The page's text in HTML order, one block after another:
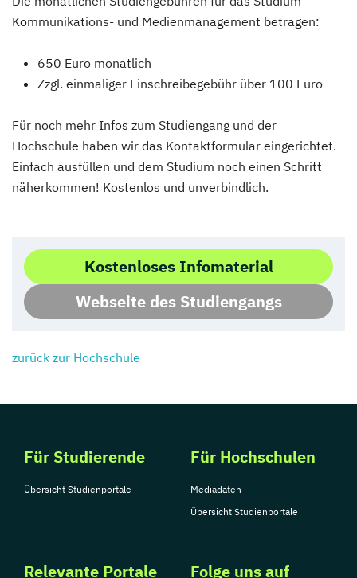
Kommunikations- und Medienmanagement betragen:
650 Euro monatlich
Zzgl. einmaliger Einschreibegebühr über 100 Euro
Für noch mehr Infos zum Studiengang und der
Hochschule haben wir das Kontaktformular eingerichtet.
Einfach ausfüllen und dem Studium noch einen Schritt
näherkommen! Kostenlos und unverbindlich.
Kostenloses Infomaterial
Webseite des Studiengangs
zurück zur Hochschule
Für Studierende
Übersicht Studienportale
Für Hochschulen
Mediadaten
Übersicht Studienportale
Relevante Portale Folge uns auf